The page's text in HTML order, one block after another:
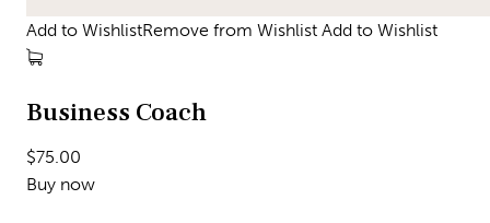
Add to WishlistRemove from Wishlist Add to Wishlist
Business Coach
$75.00
Buy now